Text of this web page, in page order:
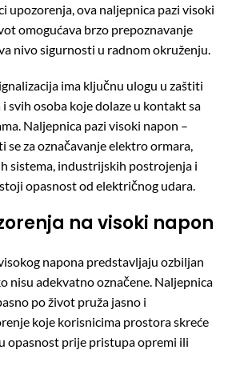
upozorenja, ova naljepnica pazi visoki
omogućava brzo prepoznavanje
nivo sigurnosti u radnom okruženju.
ima ključnu ulogu u zaštiti
svih osoba koje dolaze u kontakt sa
Naljepnica pazi visoki napon –
se za označavanje elektro ormara,
sistema, industrijskih postrojenja i
opasnost od električnog udara.
na visoki napon
napona predstavljaju ozbiljan
nisu adekvatno označene. Naljepnica
po život pruža jasno i
koje korisnicima prostora skreće
opasnost prije pristupa opremi ili